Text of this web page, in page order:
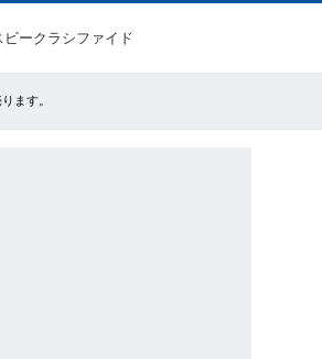
ビークラシファイド
ます。